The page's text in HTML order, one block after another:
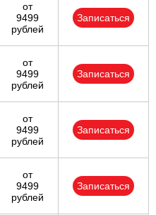
от
9499
рублей
Записаться
от
9499
рублей
Записаться
от
9499
рублей
Записаться
от
9499
рублей
Записаться